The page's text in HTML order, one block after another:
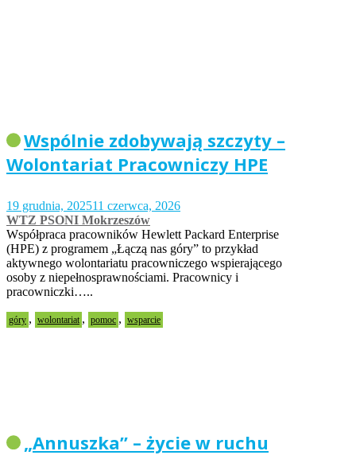
Wspólnie zdobywają szczyty –
Wolontariat Pracowniczy HPE
19 grudnia, 202511 czerwca, 2026
WTZ PSONI Mokrzeszów
Współpraca pracowników Hewlett Packard Enterprise
(HPE) z programem „Łączą nas góry” to przykład
aktywnego wolontariatu pracowniczego wspierającego
osoby z niepełnosprawnościami. Pracownicy i
pracowniczki…..
góry , wolontariat , pomoc , wsparcie
„Annuszka” – życie w ruchu